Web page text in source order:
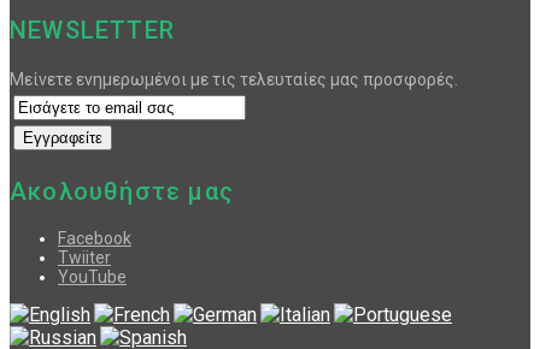
NEWSLETTER
Μείνετε ενημερωμένοι με τις τελευταίες μας προσφορές.
Ακολουθήστε μας
Facebook
Twiiter
YouTube